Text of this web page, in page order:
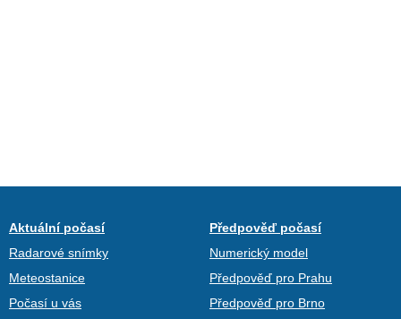
Aktuální počasí
Radarové snímky
Meteostanice
Počasí u vás
Předpověď počasí
Numerický model
Předpověď pro Prahu
Předpověď pro Brno